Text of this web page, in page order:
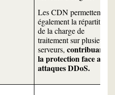
Les CDN permettent
également la répartition
de la charge de
traitement sur plusieurs
serveurs, contribuant à
la protection face aux
attaques DDoS.